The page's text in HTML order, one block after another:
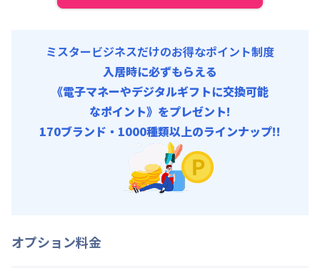
ミスタービジネスだけのお得なポイント制度
入居時に必ずもらえる
《電子マネーやデジタルギフトに交換可能
なポイント》をプレゼント!
170ブランド・1000種類以上のラインナップ!!
オプション料金